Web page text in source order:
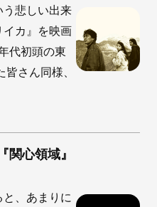
悲しい出来
カ』を映画
代初頭の東
さん同様、
関心領域』
、あまりに